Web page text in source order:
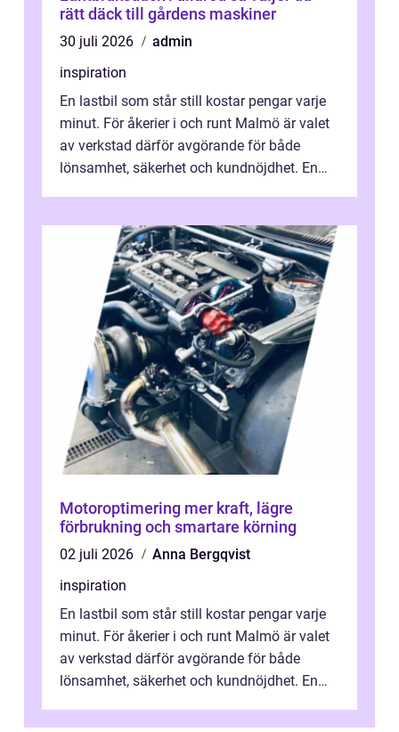
rätt däck till gårdens maskiner
30 juli 2026
admin
inspiration
En lastbil som står still kostar pengar varje
minut. För åkerier i och runt Malmö är valet
av verkstad därför avgörande för både
lönsamhet, säkerhet och kundnöjdhet. En
Motoroptimering mer kraft, lägre
förbrukning och smartare körning
02 juli 2026
Anna Bergqvist
inspiration
En lastbil som står still kostar pengar varje
minut. För åkerier i och runt Malmö är valet
av verkstad därför avgörande för både
lönsamhet, säkerhet och kundnöjdhet. En